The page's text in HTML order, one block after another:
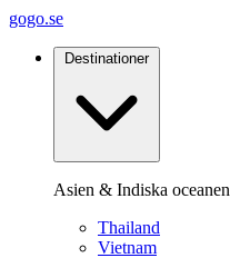
gogo.se
Destinationer
Asien & Indiska oceanen
Thailand
Vietnam